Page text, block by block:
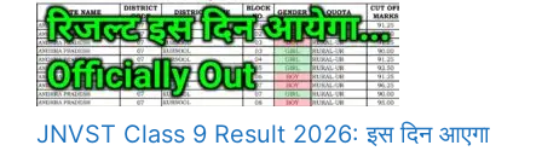
JNVST Class 9 Result 2026: इस दिन आएगा